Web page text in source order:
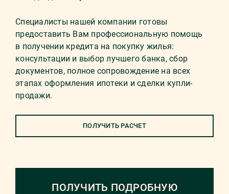
Специалисты нашей компании готовы
предоставить Вам профессиональную помощь
в получении кредита на покупку жилья:
консультации и выбор лучшего банка, сбор
документов, полное сопровождение на всех
этапах оформления ипотеки и сделки купли-
продажи.
ПОЛУЧИТЬ РАСЧЕТ
ПОЛУЧИТЬ ПОДРОБНУЮ